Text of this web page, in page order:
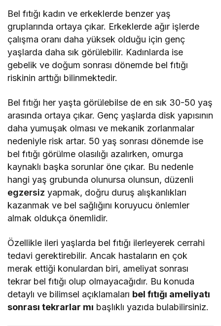
Bel fıtığı kadın ve erkeklerde benzer yaş
gruplarında ortaya çıkar. Erkeklerde ağır işlerde
çalışma oranı daha yüksek olduğu için genç
yaşlarda daha sık görülebilir. Kadınlarda ise
gebelik ve doğum sonrası dönemde bel fıtığı
riskinin arttığı bilinmektedir.
Bel fıtığı her yaşta görülebilse de en sık 30-50 yaş
arasında ortaya çıkar. Genç yaşlarda disk yapısının
daha yumuşak olması ve mekanik zorlanmalar
nedeniyle risk artar. 50 yaş sonrası dönemde ise
bel fıtığı görülme olasılığı azalırken, omurga
kaynaklı başka sorunlar öne çıkar. Bu nedenle
hangi yaş grubunda olunursa olunsun, düzenli
egzersiz yapmak, doğru duruş alışkanlıkları
kazanmak ve bel sağlığını koruyucu önlemler
almak oldukça önemlidir.
Özellikle ileri yaşlarda bel fıtığı ilerleyerek cerrahi
tedavi gerektirebilir. Ancak hastaların en çok
merak ettiği konulardan biri, ameliyat sonrası
tekrar bel fıtığı olup olmayacağıdır. Bu konuda
detaylı ve bilimsel açıklamaları bel fıtığı ameliyatı
sonrası tekrarlar mı başlıklı yazıda bulabilirsiniz.